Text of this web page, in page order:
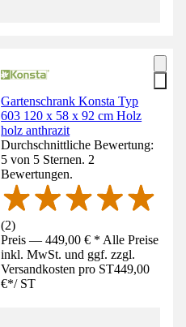
Gartenschrank Konsta Typ
603 120 x 58 x 92 cm Holz
holz anthrazit
Durchschnittliche Bewertung:
5 von 5 Sternen. 2
Bewertungen.
(2)
Preis — 449,00 € * Alle Preise
inkl. MwSt. und ggf. zzgl.
Versandkosten pro ST449,00
€*/ ST